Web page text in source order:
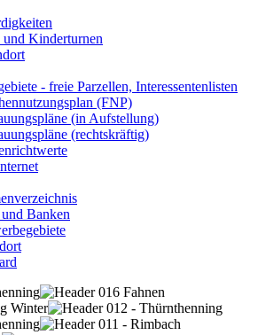
Kinderturnen
- freie Parzellen, Interessentenlisten
(FNP)
(in Aufstellung)
(rechtskräftig)
Banken